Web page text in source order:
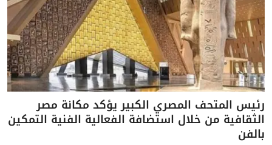
رئيس المتحف المصري الكبير يؤكد مكانة مصر
الثقافية من خلال استضافة الفعالية الفنية التمكين
بالفن